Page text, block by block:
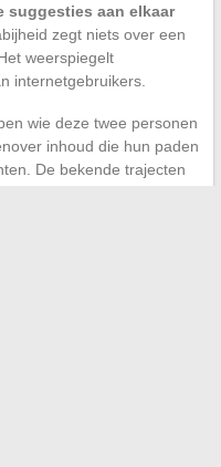
suggesties aan elkaar
zegt niets over een
weerspiegelt
internetgebruikers.
wie deze twee personen
inhoud die hun paden
De bekende trajecten